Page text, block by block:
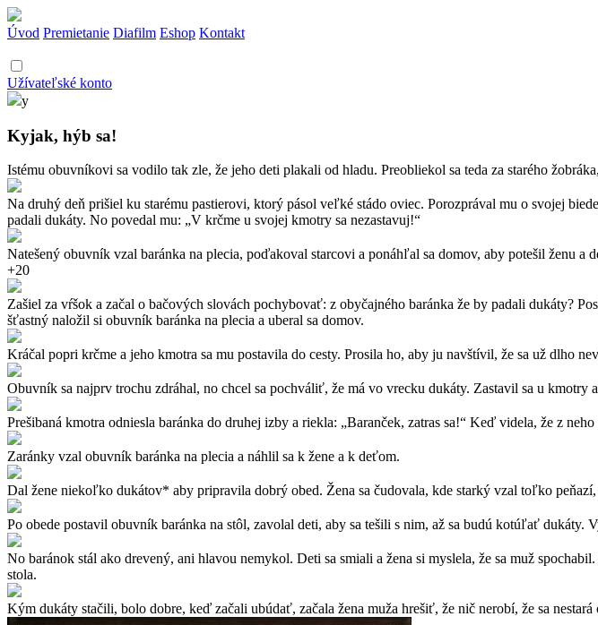
Úvod Premietanie Diafilm Eshop Kontakt
Užívateľské konto
y
Kyjak, hýb sa!
Istému obuvníkovi sa vodilo tak zle, že jeho deti plakali od hladu. Preobliekol sa teda za starého
Na druhý deň prišiel ku starému pastierovi, ktorý pásol veľké stádo oviec. Porozprával mu o svojej
padali dukáty. No povedal mu: „V krčme u svojej kmotry sa nezastavuj!“
Natešený obuvník vzal baránka na plecia, poďakoval starcovi a ponáhľal sa domov, aby potešil ženu a
+20
Zašiel za vŕšok a začal o bačových slovách pochybovať: z obyčajného baránka že by padali dukáty?
šťastný naložil si obuvník baránka na plecia a uberal sa domov.
Kráčal popri krčme a jeho kmotra sa mu postavila do cesty. Prosila ho, aby ju navštívil, že sa už dlho
Obuvník sa najprv trochu zdráhal, no chcel sa pochváliť, že má vo vrecku dukáty. Zastavil sa u
Prešibaná kmotra odniesla baránka do druhej izby a riekla: „Baranček, zatras sa!“ Keď videla, že z
Zaránky vzal obuvník baránka na plecia a náhlil sa k žene a k deťom.
Dal žene niekoľko dukátov* aby pripravila dobrý obed. Žena sa čudovala, kde starký vzal toľko
Po obede postavil obuvník baránka na stôl, zavolal deti, aby sa tešili s nim, až sa budú kotúľať dukáty.
No baránok stál ako drevený, ani hlavou nemykol. Deti sa smiali a žena si myslela, že sa muž
stola.
Kým dukáty stačili, bolo dobre, keď začali ubúdať, začala žena muža hrešiť, že nič nerobí, že sa